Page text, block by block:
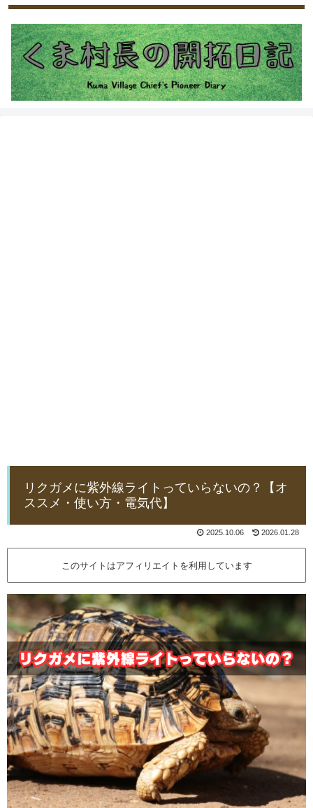
リクガメに紫外線ライトっていらないの？【オ
ススメ・使い方・電気代】
2025.10.06 2026.01.28
このサイトはアフィリエイトを利用しています